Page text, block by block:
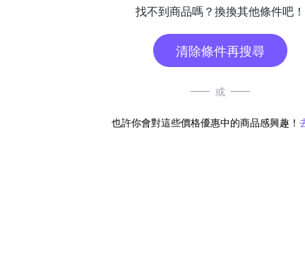
找不到商品嗎？換換其他條件吧！
清除條件再搜尋
或
也許你會對這些價格優惠中的商品感興趣！